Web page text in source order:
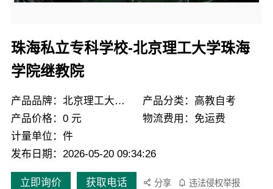
珠海私立专科学校-北京理工大学珠海
学院继教院
产品品牌：北京理工大学珠海学院继续教育学院
产品分类：高教自考
产品价格：0 元
物流费用：免运费
计量单位：件
发布日期：2026-05-20 09:34:26
立即询价 获取电话 分享 违法侵权举报